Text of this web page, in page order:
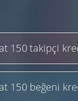
150 takipçi
150 beğeni